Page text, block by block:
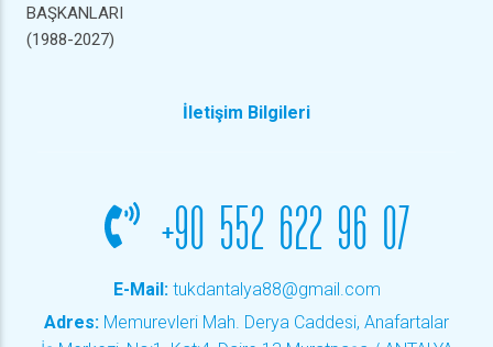
BAŞKANLARI
(1988-2027)
İletişim Bilgileri
+90 552 622 96 07
E-Mail: tukdantalya88@gmail.com
Adres: Memurevleri Mah. Derya Caddesi, Anafartalar